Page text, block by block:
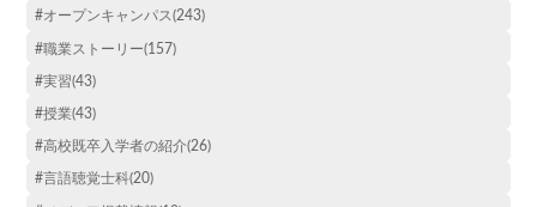
#オープンキャンパス(243)
#職業ストーリー(157)
#実習(43)
#授業(43)
#高校既卒入学者の紹介(26)
#言語聴覚士科(20)